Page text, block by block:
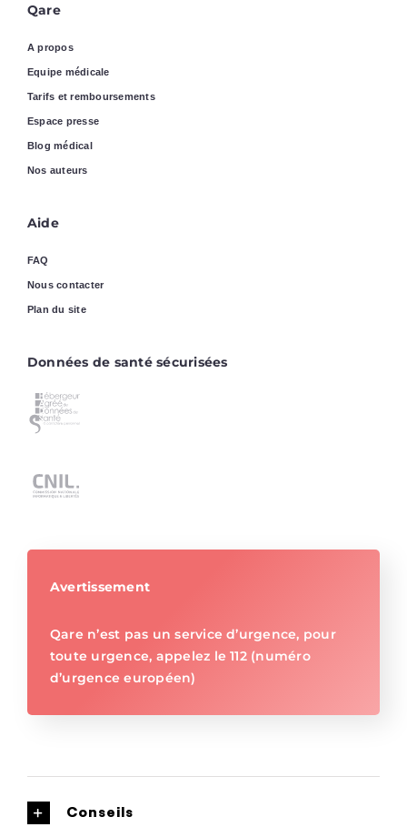
Qare
A propos
Equipe médicale
Tarifs et remboursements
Espace presse
Blog médical
Nos auteurs
Aide
FAQ
Nous contacter
Plan du site
Données de santé sécurisées
Avertissement
Qare n’est pas un service d’urgence, pour
toute urgence, appelez le 112 (numéro
d’urgence européen)
Conseils